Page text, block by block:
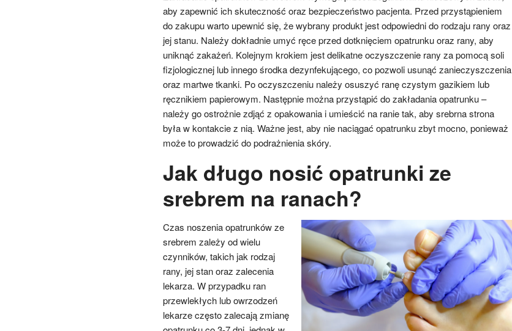
aby zapewnić ich skuteczność oraz bezpieczeństwo pacjenta. Przed przystąpieniem
do zakupu warto upewnić się, że wybrany produkt jest odpowiedni do rodzaju rany oraz
jej stanu. Należy dokładnie umyć ręce przed dotknięciem opatrunku oraz rany, aby
uniknąć zakażeń. Kolejnym krokiem jest delikatne oczyszczenie rany za pomocą soli
fizjologicznej lub innego środka dezynfekującego, co pozwoli usunąć zanieczyszczenia
oraz martwe tkanki. Po oczyszczeniu należy osuszyć ranę czystym gazikiem lub
ręcznikiem papierowym. Następnie można przystąpić do zakładania opatrunku –
należy go ostrożnie zdjąć z opakowania i umieścić na ranie tak, aby srebrna strona
była w kontakcie z nią. Ważne jest, aby nie naciągać opatrunku zbyt mocno, ponieważ
może to prowadzić do podrażnienia skóry.
Jak długo nosić opatrunki ze
srebrem na ranach?
Czas noszenia opatrunków ze
srebrem zależy od wielu
czynników, takich jak rodzaj
rany, jej stan oraz zalecenia
lekarza. W przypadku ran
przewlekłych lub owrzodzeń
lekarze często zalecają zmianę